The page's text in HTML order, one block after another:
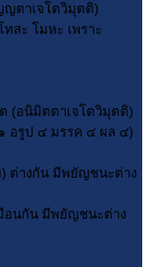
าเจโตวิมุตติ)
สะ โมหะ เพราะ
นิมิตตาเจโตวิมุตติ)
อรูป ๔ มรรค ๔ ผล ๔)
างกัน มีพยัญชนะต่าง
กัน มีพยัญชนะต่าง